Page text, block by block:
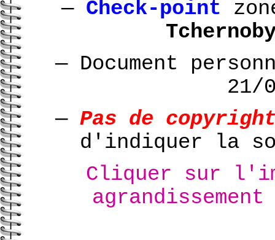
— Check-point
—Document
21/
— Pas de
d'indiquer la
Cliquer sur